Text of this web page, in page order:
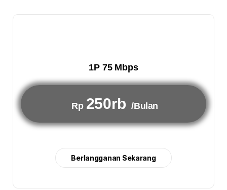
1P 75 Mbps
Rp 250rb /Bulan
Berlangganan Sekarang